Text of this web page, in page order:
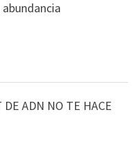
ADN NO TE HACE